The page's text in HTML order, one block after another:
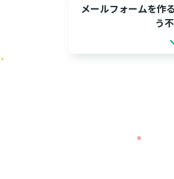
メールフォームを作
う